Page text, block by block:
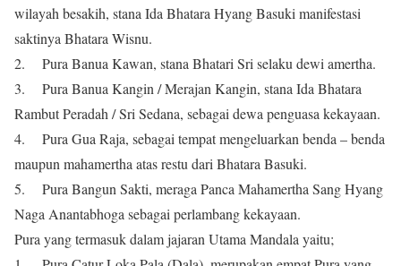
wilayah besakih, stana Ida Bhatara Hyang Basuki manifestasi
saktinya Bhatara Wisnu.
2. Pura Banua Kawan, stana Bhatari Sri selaku dewi amertha.
3. Pura Banua Kangin / Merajan Kangin, stana Ida Bhatara
Rambut Peradah / Sri Sedana, sebagai dewa penguasa kekayaan.
4. Pura Gua Raja, sebagai tempat mengeluarkan benda – benda
maupun mahamertha atas restu dari Bhatara Basuki.
5. Pura Bangun Sakti, meraga Panca Mahamertha Sang Hyang
Naga Anantabhoga sebagai perlambang kekayaan.
Pura yang termasuk dalam jajaran Utama Mandala yaitu;